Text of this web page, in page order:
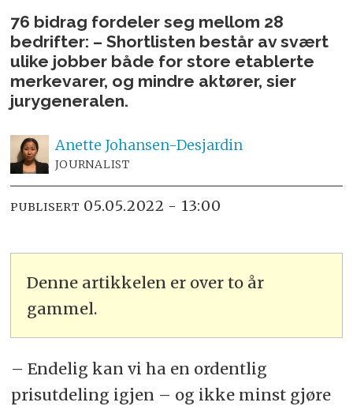
76 bidrag fordeler seg mellom 28
bedrifter: – Shortlisten består av svært
ulike jobber både for store etablerte
merkevarer, og mindre aktører, sier
jurygeneralen.
Anette Johansen-Desjardin
JOURNALIST
PUBLISERT 05.05.2022 - 13:00
Denne artikkelen er over to år
gammel.
– Endelig kan vi ha en ordentlig
prisutdeling igjen – og ikke minst gjøre